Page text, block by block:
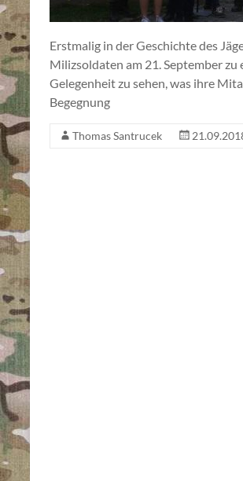
Erstmalig in der Geschichte des
Milizsoldaten am 21. September
Gelegenheit zu sehen, was ihre
Begegnung
Thomas Santrucek